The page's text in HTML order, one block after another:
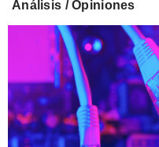
Análisis / Opiniones